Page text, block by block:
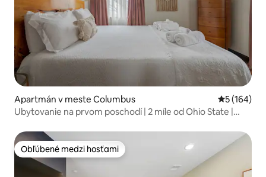
Apartmán v meste Columbus Priemerné
5 (164)
Ubytovanie na prvom poschodí | 2 míle od Ohio State |
Obľúbené medzi hosťami
Obľúbené medzi hosťami